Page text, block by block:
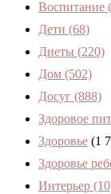
Воспитание
Дети (68)
Диеты (220)
Дом (502)
Досуг (888)
Здоровое
Здоровье (1
Здоровье
Интерьер